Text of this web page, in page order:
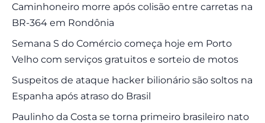
Caminhoneiro morre após colisão entre carretas na
BR-364 em Rondônia
Semana S do Comércio começa hoje em Porto
Velho com serviços gratuitos e sorteio de motos
Suspeitos de ataque hacker bilionário são soltos na
Espanha após atraso do Brasil
Paulinho da Costa se torna primeiro brasileiro nato